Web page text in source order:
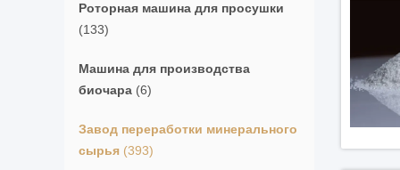
Роторная машина для просушки
(133)
Машина для производства
биочара (6)
Завод переработки минерального
сырья (393)